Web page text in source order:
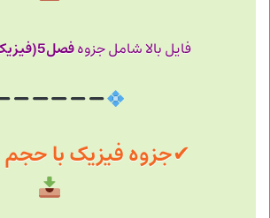
فایل بالا شامل جزوهفصل5(فیزیک اتمی)
✔جزوه فیزیک با حجم 11 مگابایت